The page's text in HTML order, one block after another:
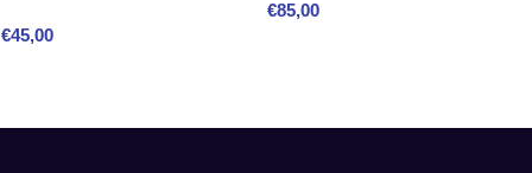
€45,00
€85,00